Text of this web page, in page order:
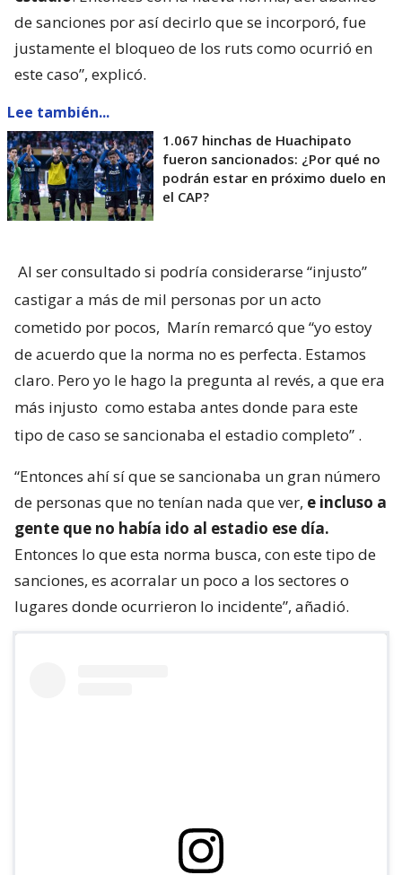
de sanciones por así decirlo que se incorporó, fue
justamente el bloqueo de los ruts como ocurrió en
este caso”, explicó.
Lee también...
1.067 hinchas de Huachipato
fueron sancionados: ¿Por qué no
podrán estar en próximo duelo en
el CAP?
Al ser consultado si podría considerarse “injusto”
castigar a más de mil personas por un acto
cometido por pocos, Marín remarcó que “yo estoy
de acuerdo que la norma no es perfecta. Estamos
claro. Pero yo le hago la pregunta al revés, a que era
más injusto como estaba antes donde para este
tipo de caso se sancionaba el estadio completo” .
“Entonces ahí sí que se sancionaba un gran número
de personas que no tenían nada que ver, e incluso a
gente que no había ido al estadio ese día.
Entonces lo que esta norma busca, con este tipo de
sanciones, es acorralar un poco a los sectores o
lugares donde ocurrieron lo incidente”, añadió.